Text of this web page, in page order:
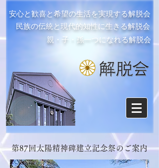
安心と歓喜と希望の生活を実現する解脱会
民族の伝統と現代的知性に生きる解脱会
親・子・孫一つになれる解脱会
第87回太陽精神碑建立記念祭のご案内